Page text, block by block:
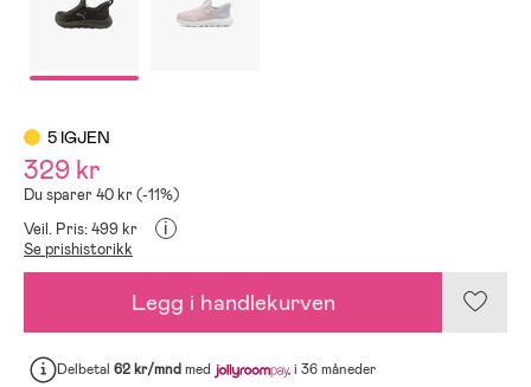
5 IGJEN
329 kr
Du sparer 40 kr (-11%)
Veil. Pris: 499 kr
i
Se prishistorikk
Legg i handlekurven
Delbetal 62 kr/mndmed i 36 måneder